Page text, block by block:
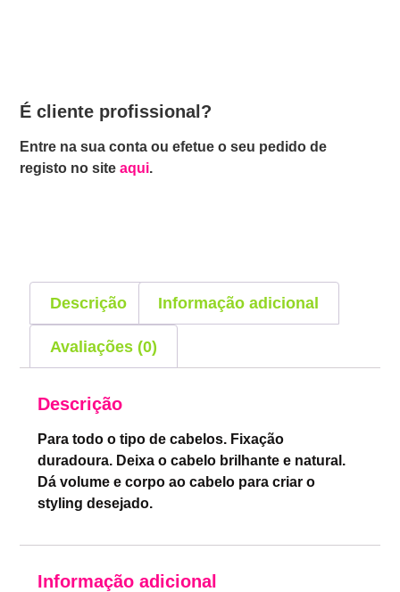
É cliente profissional?
Entre na sua conta ou efetue o seu pedido de
registo no siteaqui.
Descrição Informação adicional
Avaliações (0)
Descrição
Para todo o tipo de cabelos. Fixação
duradoura. Deixa o cabelo brilhante e natural.
Dá volume e corpo ao cabelo para criar o
styling desejado.
Informação adicional